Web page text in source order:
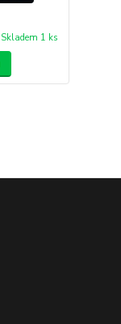
Skladem 1 ks